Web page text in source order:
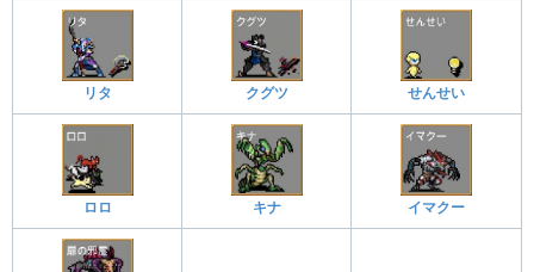
リタ クグツ せんせい
ロロ キナ イマクー